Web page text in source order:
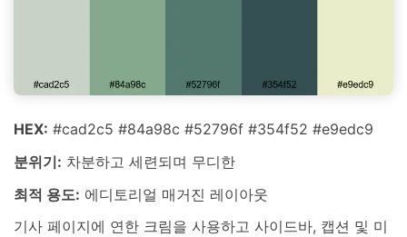
HEX: #cad2c5 #84a98c #52796f #354f52 #e9edc9
분위기: 차분하고 세련되며 무디한
최적 용도: 에디토리얼 매거진 레이아웃
기사 페이지에 연한 크림을 사용하고 사이드바, 캡션 및 미